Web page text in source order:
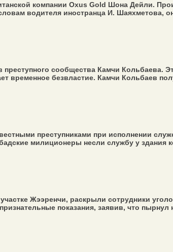
компании Oxus Gold Шона Дейли.
водителя иностранца И. Шаяхметова,
преступного сообщества Камчи
временное безвластие. Камчи Кольбаев
преступниками при исполнении
милиционеры несли службу у здания
Жээренчи, раскрыли сотрудники
показания, заявив, что